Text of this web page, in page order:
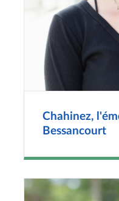
Chahinez,
Bessancourt